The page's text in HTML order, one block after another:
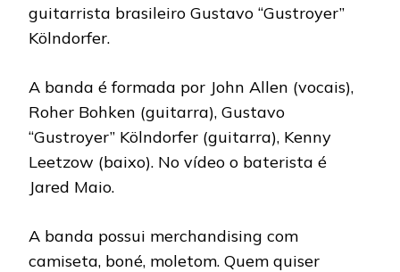
guitarrista brasileiro Gustavo “Gustroyer”
Kölndorfer.
A banda é formada por John Allen (vocais),
Roher Bohken (guitarra), Gustavo
“Gustroyer” Kölndorfer (guitarra), Kenny
Leetzow (baixo). No vídeo o baterista é
Jared Maio.
A banda possui merchandising com
camiseta, boné, moletom. Quem quiser